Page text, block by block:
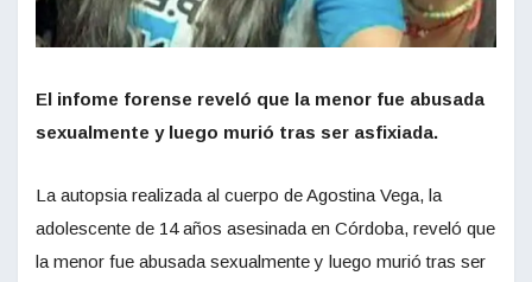
El infome forense reveló que la menor fue abusada
sexualmente y luego murió tras ser asfixiada.
La autopsia realizada al cuerpo de Agostina Vega, la
adolescente de 14 años asesinada en Córdoba, reveló que
la menor fue abusada sexualmente y luego murió tras ser